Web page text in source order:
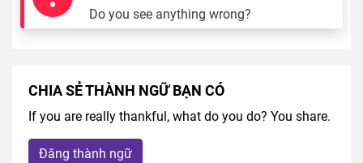
Do you see anything wrong?
CHIA SẺ THÀNH NGỮ BẠN CÓ
If you are really thankful, what do you do? You share.
Đăng thành ngữ